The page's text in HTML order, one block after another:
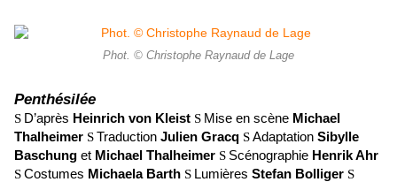
Phot. © Christophe Raynaud de Lage
Penthésilée
S D’après Heinrich von Kleist S Mise en scène Michael
Thalheimer STraduction Julien Gracq SAdaptation Sibylle
Baschung et Michael Thalheimer S Scénographie Henrik Ahr
SCostumes Michaela Barth S Lumières Stefan Bolliger S